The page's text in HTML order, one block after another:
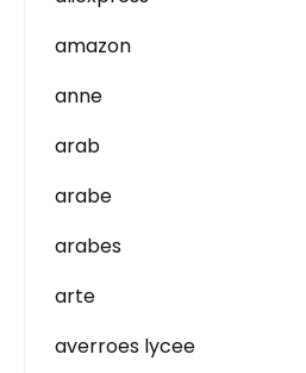
amazon
anne
arab
arabe
arabes
arte
averroes lycee